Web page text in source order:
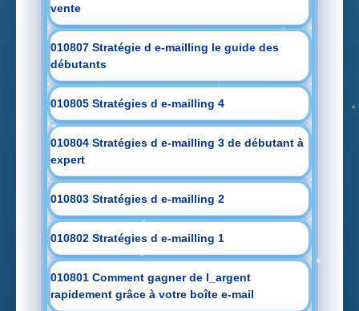
vente
010807 Stratégie d e-mailling le guide des
débutants
010805 Stratégies d e-mailling 4
010804 Stratégies d e-mailling 3 de débutant à
expert
010803 Stratégies d e-mailling 2
010802 Stratégies d e-mailling 1
010801 Comment gagner de l_argent
rapidement grâce à votre boîte e-mail